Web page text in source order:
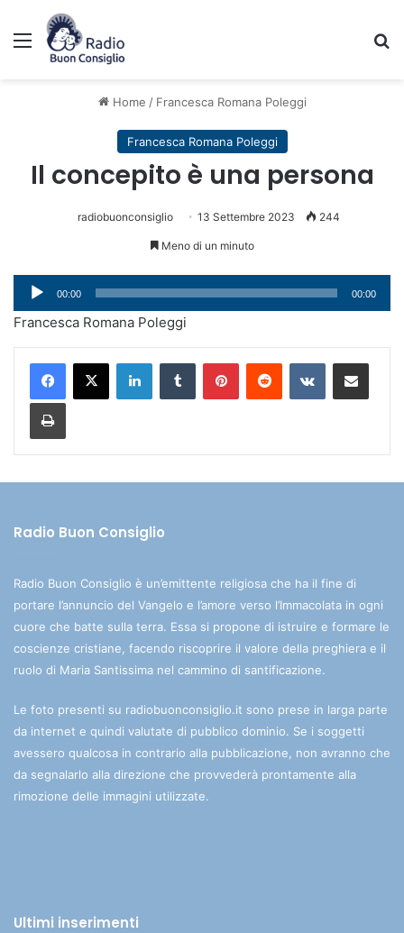
Menu
Home / Francesca Romana Poleggi
Francesca Romana Poleggi
Il concepito è una persona
radiobuonconsiglio 13 Settembre 2023 244
Meno di un minuto
Audio
Player
00:00 00:00
Francesca Romana Poleggi
Radio Buon Consiglio
Radio Buon Consiglio è un’emittente religiosa che ha il fine di
portare l’annuncio del Vangelo e l’amore verso l’Immacolata in ogni
cuore che batte sulla terra. Essa si propone di istruire e formare le
coscienze cristiane, facendo riscoprire il valore della preghiera e il
ruolo di Maria Santissima nel cammino di santificazione.
Le foto presenti su radiobuonconsiglio.it sono prese in larga parte
da internet e quindi valutate di pubblico dominio. Se i soggetti
avessero qualcosa in contrario alla pubblicazione, non avranno che
da segnalarlo alla direzione che provvederà prontamente alla
rimozione delle immagini utilizzate.
Ultimi inserimenti